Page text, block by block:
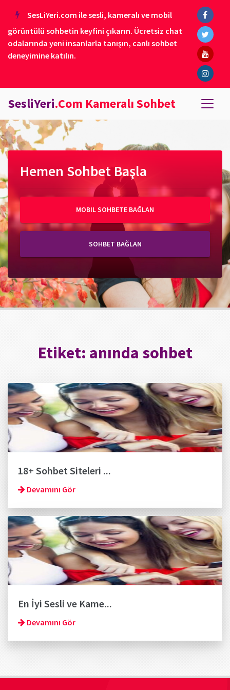
SesLiYeri.com ile sesli, kameralı ve mobil
görüntülü sohbetin keyfini çıkarın. Ücretsiz chat
odalarında yeni insanlarla tanışın, canlı sohbet
deneyimine katılın.
SesliYeri.Com Kameralı Sohbet
Hemen Sohbet Başla
MOBIL SOHBETE BAĞLAN
SOHBET BAĞLAN
Etiket: anında sohbet
18+ Sohbet Siteleri ...
Devamını Gör
En İyi Sesli ve Kame...
Devamını Gör